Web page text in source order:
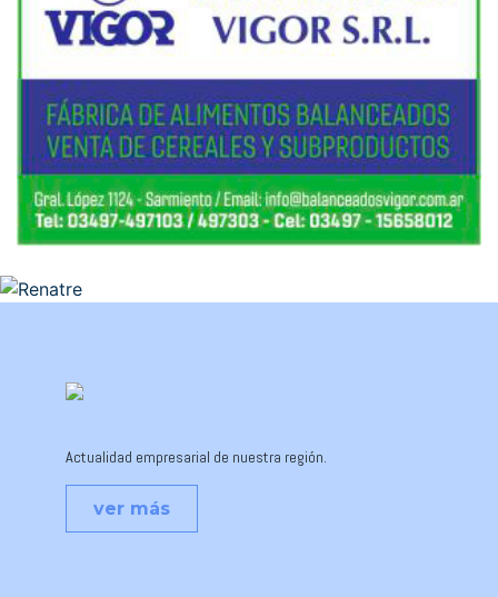
Actualidad empresarial de nuestra región.
ver más